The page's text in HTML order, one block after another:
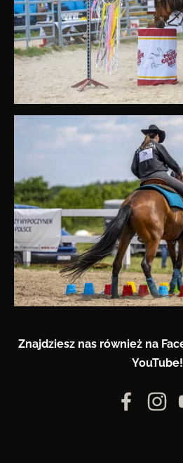
Znajdziesz nas również na
YouTube!